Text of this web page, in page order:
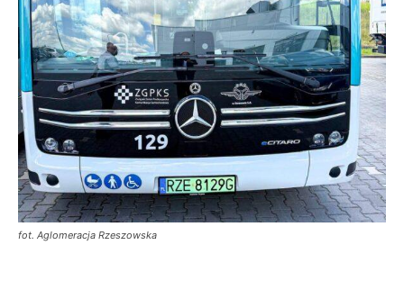
fot. Aglomeracja Rzeszowska